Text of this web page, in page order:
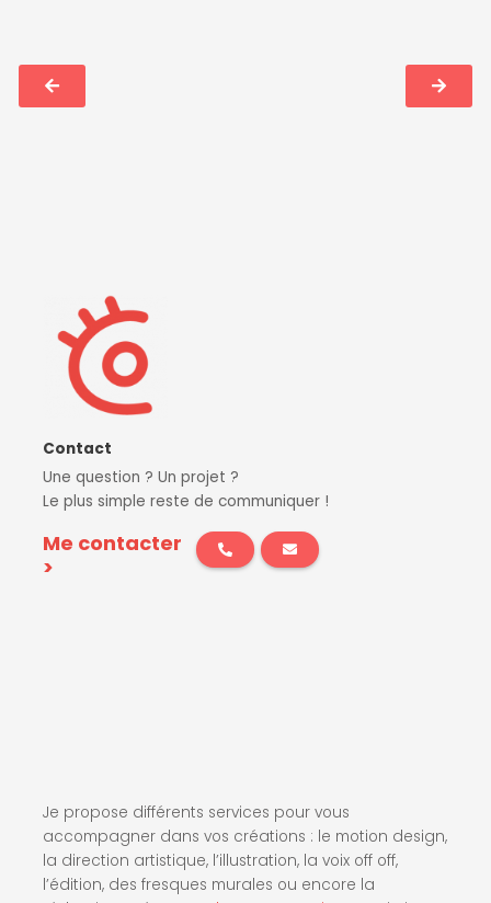
Contact
Une question ? Un projet ?
Le plus simple reste de communiquer !
Me contacter
>
Je propose différents services pour vous
accompagner dans vos créations : le motion design,
la direction artistique, l’illustration, la voix off off,
l’édition, des fresques murales ou encore la